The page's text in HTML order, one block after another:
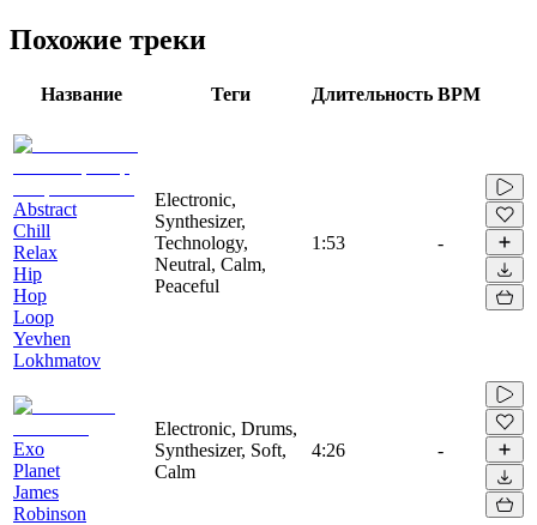
Похожие треки
Название Теги Длительность BPM
Abstract
Chill
Relax
Hip
Hop
Loop
Yevhen
Lokhmatov
Electronic,
Synthesizer,
Technology,
Neutral, Calm,
Peaceful
1:53 -
Exo
Planet
James
Robinson
Electronic, Drums,
Synthesizer, Soft,
Calm
4:26 -